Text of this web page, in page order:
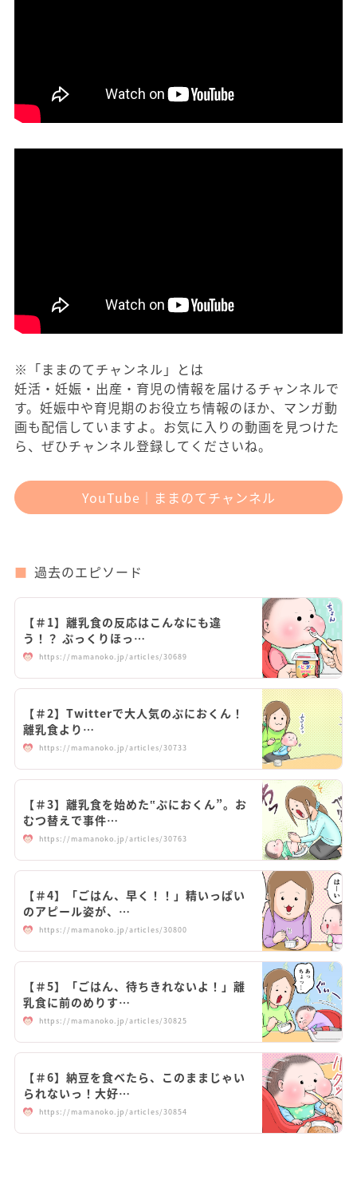
※「ままのてチャンネル」とは
妊活・妊娠・出産・育児の情報を届けるチャンネルで
す。妊娠中や育児期のお役立ち情報のほか、マンガ動
画も配信していますよ。お気に入りの動画を見つけた
ら、ぜひチャンネル登録してくださいね。
YouTube｜ままのてチャンネル
過去のエピソード
【＃1】離乳食の反応はこんなにも違
う！？ ぷっくりほっ…
https://mamanoko.jp/articles/30689
【＃2】Twitterで大人気のぷにおくん！
離乳食より…
https://mamanoko.jp/articles/30733
【＃3】離乳食を始めた‟ぷにおくん”。お
むつ替えで事件…
https://mamanoko.jp/articles/30763
【＃4】「ごはん、早く！！」精いっぱい
のアピール姿が、…
https://mamanoko.jp/articles/30800
【＃5】「ごはん、待ちきれないよ！」離
乳食に前のめりす…
https://mamanoko.jp/articles/30825
【＃6】納豆を食べたら、このままじゃい
られないっ！大好…
https://mamanoko.jp/articles/30854